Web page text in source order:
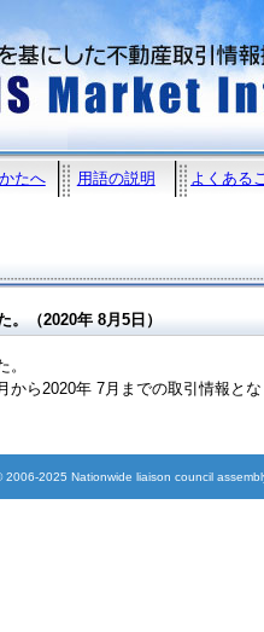
たへ 用語の説明 よくある
。（2020年 8月5日）
から2020年 7月までの取引情報と
2006-2025 Nationwide liaison council